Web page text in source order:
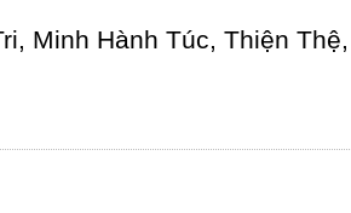
Minh Hành Túc, Thiện